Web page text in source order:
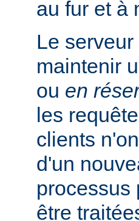
au fur et à
Le
maintenir
ou en
les
clients
d'un
processus
être